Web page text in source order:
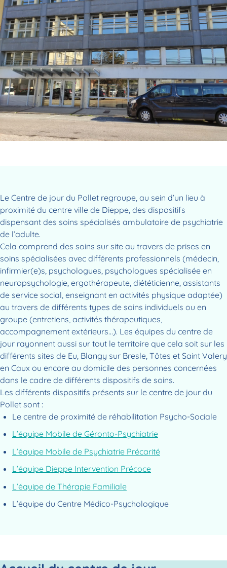
Le Centre de jour du Pollet regroupe, au sein d’un lieu à
proximité du centre ville de Dieppe, des dispositifs
dispensant des soins spécialisés ambulatoire de psychiatrie
de l’adulte.
Cela comprend des soins sur site au travers de prises en
soins spécialisées avec différents professionnels (médecin,
infirmier(e)s, psychologues, psychologues spécialisée en
neuropsychologie, ergothérapeute, diététicienne, assistants
de service social, enseignant en activités physique adaptée)
au travers de différents types de soins individuels ou en
groupe (entretiens, activités thérapeutiques,
accompagnement extérieurs…). Les équipes du centre de
jour rayonnent aussi sur tout le territoire que cela soit sur les
différents sites de Eu, Blangy sur Bresle, Tôtes et Saint Valery
en Caux ou encore au domicile des personnes concernées
dans le cadre de différents dispositifs de soins.
Les différents dispositifs présents sur le centre de jour du
Pollet sont :
Le centre de proximité de réhabilitation Psycho-Sociale
L’équipe Mobile de Géronto-Psychiatrie
L’équipe Mobile de Psychiatrie Précarité
L’équipe Dieppe Intervention Précoce
L’équipe de Thérapie Familiale
L’équipe du Centre Médico-Psychologique